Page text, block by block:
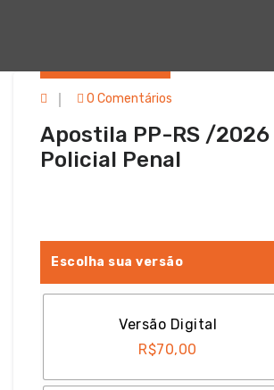
0 Comentários
Apostila PP-RS /2026
Policial Penal
Escolha sua versão
Versão Digital
R$70,00